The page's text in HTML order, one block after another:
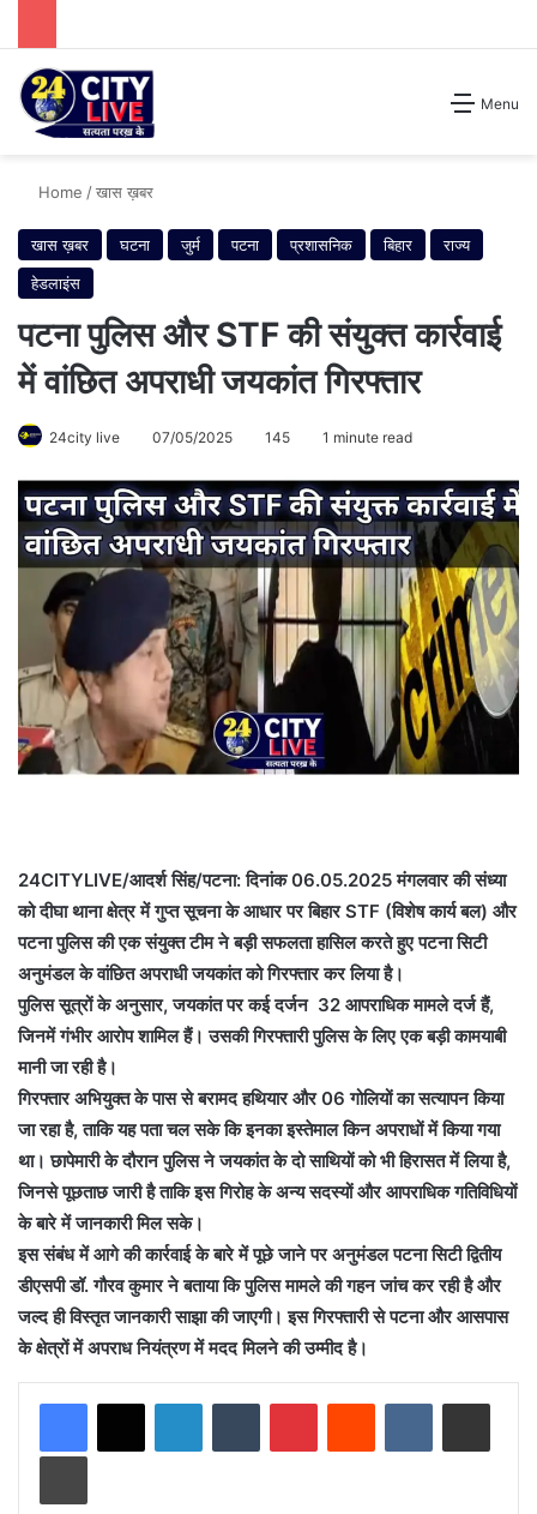
Menu
Search for
Home /खास ख़बर
खास ख़बर घटना जुर्म पटना प्रशासनिक बिहार
राज्य
हेडलाइंस
पटना पुलिस और STF की संयुक्त कार्रवाई
में वांछित अपराधी जयकांत गिरफ्तार
24city live 07/05/2025 145 1 minute read
24CITYLIVE/आदर्श सिंह/पटना: दिनांक 06.05.2025 मंगलवार की संध्या
को दीघा थाना क्षेत्र में गुप्त सूचना के आधार पर बिहार STF (विशेष कार्य बल) और
पटना पुलिस की एक संयुक्त टीम ने बड़ी सफलता हासिल करते हुए पटना सिटी
अनुमंडल के वांछित अपराधी जयकांत को गिरफ्तार कर लिया है।
पुलिस सूत्रों के अनुसार, जयकांत पर कई दर्जन 32 आपराधिक मामले दर्ज हैं,
जिनमें गंभीर आरोप शामिल हैं। उसकी गिरफ्तारी पुलिस के लिए एक बड़ी कामयाबी
मानी जा रही है।
गिरफ्तार अभियुक्त के पास से बरामद हथियार और 06 गोलियों का सत्यापन किया
जा रहा है, ताकि यह पता चल सके कि इनका इस्तेमाल किन अपराधों में किया गया
था। छापेमारी के दौरान पुलिस ने जयकांत के दो साथियों को भी हिरासत में लिया है,
जिनसे पूछताछ जारी है ताकि इस गिरोह के अन्य सदस्यों और आपराधिक गतिविधियों
के बारे में जानकारी मिल सके।
इस संबंध में आगे की कार्रवाई के बारे में पूछे जाने पर अनुमंडल पटना सिटी द्वितीय
डीएसपी डॉ. गौरव कुमार ने बताया कि पुलिस मामले की गहन जांच कर रही है और
जल्द ही विस्तृत जानकारी साझा की जाएगी। इस गिरफ्तारी से पटना और आसपास
के क्षेत्रों में अपराध नियंत्रण में मदद मिलने की उम्मीद है।
LinkedInTumblr PinterestReddit VKontakteShare via Email
Print